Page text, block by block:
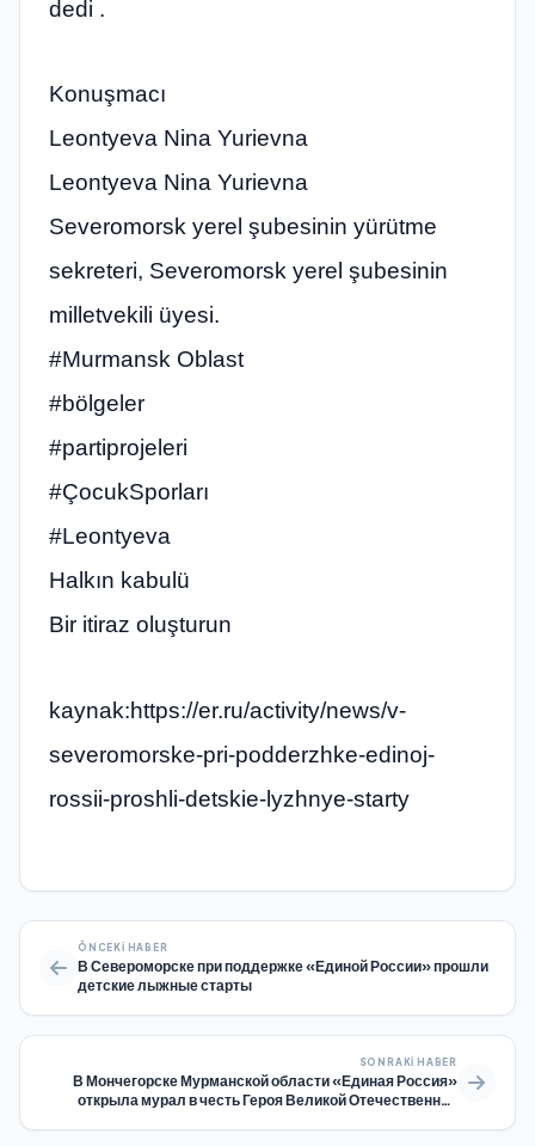
dedi .
Konuşmacı
Leontyeva Nina Yurievna
Leontyeva Nina Yurievna
Severomorsk yerel şubesinin yürütme
sekreteri, Severomorsk yerel şubesinin
milletvekili üyesi.
#Murmansk Oblast
#bölgeler
#partiprojeleri
#ÇocukSporları
#Leontyeva
Halkın kabulü
Bir itiraz oluşturun
kaynak:https://er.ru/activity/news/v-
severomorske-pri-podderzhke-edinoj-
rossii-proshli-detskie-lyzhnye-starty
ÖNCEKI HABER
В Североморске при поддержке «Единой России» прошли
детские лыжные старты
SONRAKI HABER
В Мончегорске Мурманской области «Единая Россия»
открыла мурал в честь Героя Великой Отечественной